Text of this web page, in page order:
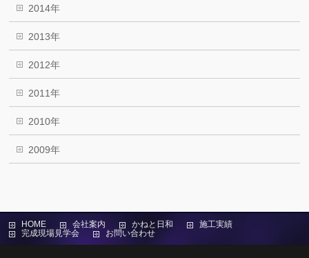
2014年
2013年
2012年
2011年
2010年
2009年
HOME 会社案内 かねと日和
施工実績
完成現場見学会
お問い合わせ